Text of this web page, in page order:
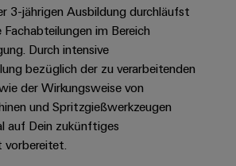
3-jährigen Ausbildung durchläufst
Fachabteilungen im Bereich
Durch intensive
bezüglich der zu verarbeitenden
der Wirkungsweise von
und Spritzgießwerkzeugen
auf Dein zukünftiges
vorbereitet.